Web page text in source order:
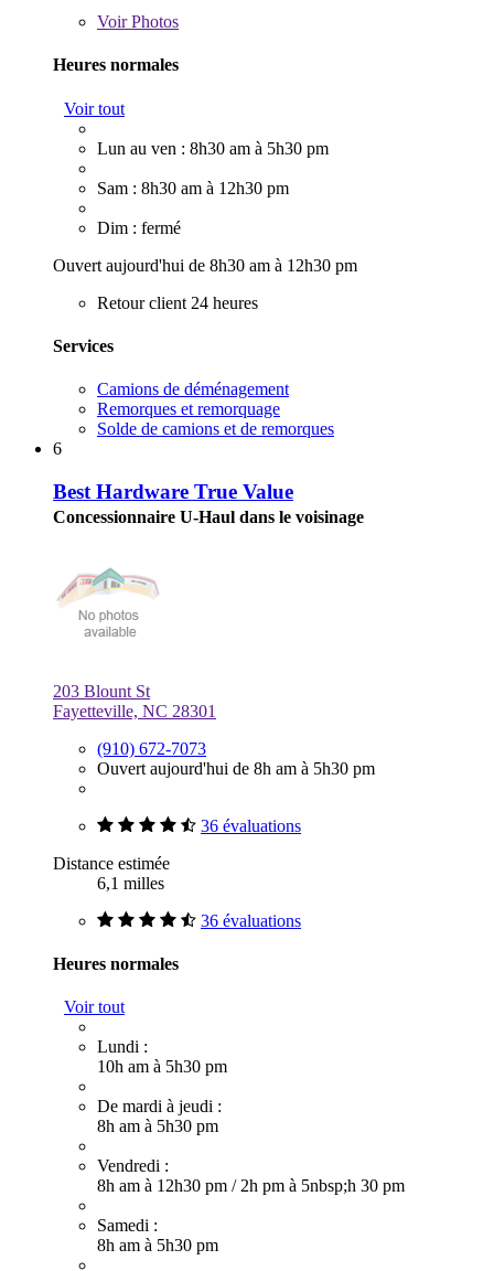
VoirPhotos
Heures normales
Voir tout
Lun au ven : 8h30 am à 5h30 pm
Sam : 8h30 am à 12h30 pm
Dim : fermé
Ouvert aujourd'hui de 8h30 am à 12h30 pm
Retour client 24 heures
Services
Camions de déménagement
Remorques et remorquage
Solde de camions et de remorques
6
Best Hardware True Value
Concessionnaire U-Haul dans le voisinage
203 Blount St
Fayetteville, NC 28301
(910) 672-7073
Ouvert aujourd'hui de 8h am à 5h30 pm
36 évaluations
Distance estimée
6,1 milles
36 évaluations
Heures normales
Voir tout
Lundi :
10h am à 5h30 pm
De mardi à jeudi :
8h am à 5h30 pm
Vendredi :
8h am à 12h30 pm / 2h pm à 5nbsp;h 30 pm
Samedi :
8h am à 5h30 pm